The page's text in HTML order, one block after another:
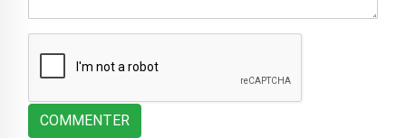
COMMENTER